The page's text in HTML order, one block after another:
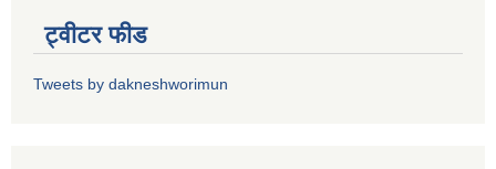
ट्वीटर फीड
Tweets by dakneshworimun